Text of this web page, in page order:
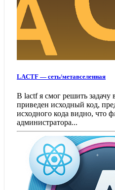
LACTF — сеть/метавселенная
В lactf я смог решить
приведен исходный код,
исходного кода видно, что
администратора...